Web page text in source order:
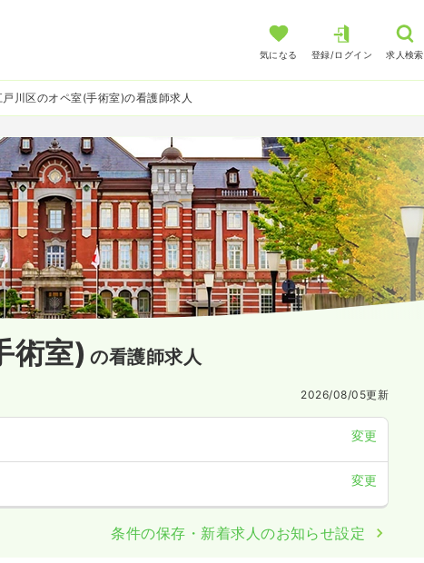
気になる 登録/ログイン 求人検索
戸川区のオペ室(手術室)の看護師求人
術室) の看護師求人
2026/08/05更新
変更
変更
条件の保存・新着求人のお知らせ設定